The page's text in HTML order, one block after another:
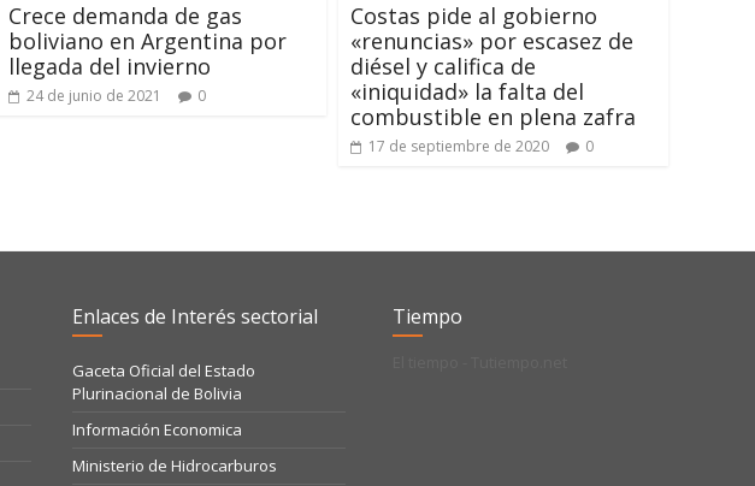
Crece demanda de gas
boliviano en Argentina por
llegada del invierno
24 de junio de 2021 0
Costas pide al gobierno
«renuncias» por escasez de
diésel y califica de
«iniquidad» la falta del
combustible en plena zafra
17 de septiembre de 2020 0
Enlaces de Interés sectorial
Gaceta Oficial del Estado
Plurinacional de Bolivia
Información Economica
Ministerio de Hidrocarburos
Tiempo